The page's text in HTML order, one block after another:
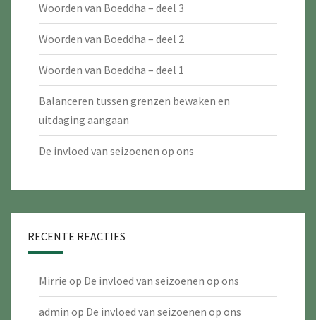
Woorden van Boeddha – deel 3
Woorden van Boeddha – deel 2
Woorden van Boeddha – deel 1
Balanceren tussen grenzen bewaken en
uitdaging aangaan
De invloed van seizoenen op ons
RECENTE REACTIES
Mirrie op De invloed van seizoenen op ons
admin op De invloed van seizoenen op ons